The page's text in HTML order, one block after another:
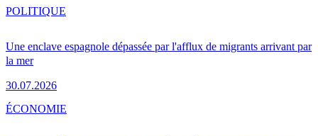
Une enclave espagnole dépassée par l'afflux de migrants arrivant par
la mer
30.07.2026
POLITIQUE
ÉCONOMIE